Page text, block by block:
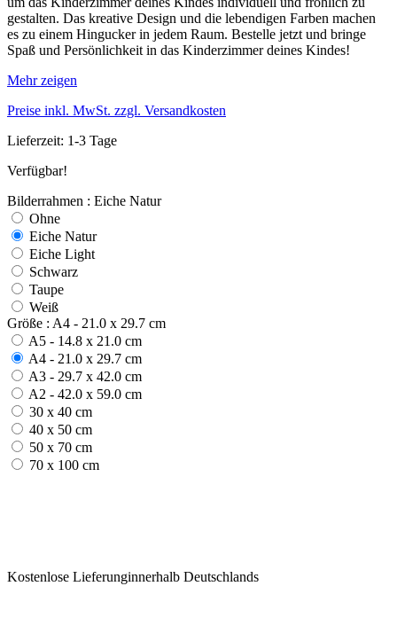
gestalten. Das kreative Design und die lebendigen Farben machen
es zu einem Hingucker in jedem Raum. Bestelle jetzt und bringe
Spaß und Persönlichkeit in das Kinderzimmer deines Kindes!
Mehr zeigen
Preise inkl. MwSt. zzgl. Versandkosten
Lieferzeit: 1-3 Tage
Verfügbar!
Bilderrahmen : Eiche Natur
Ohne
Eiche Natur
Eiche Light
Schwarz
Taupe
Weiß
Größe : A4 - 21.0 x 29.7 cm
A5 - 14.8 x 21.0 cm
A4 - 21.0 x 29.7 cm
A3 - 29.7 x 42.0 cm
A2 - 42.0 x 59.0 cm
30 x 40 cm
40 x 50 cm
50 x 70 cm
70 x 100 cm
Kostenlose Lieferunginnerhalb Deutschlands